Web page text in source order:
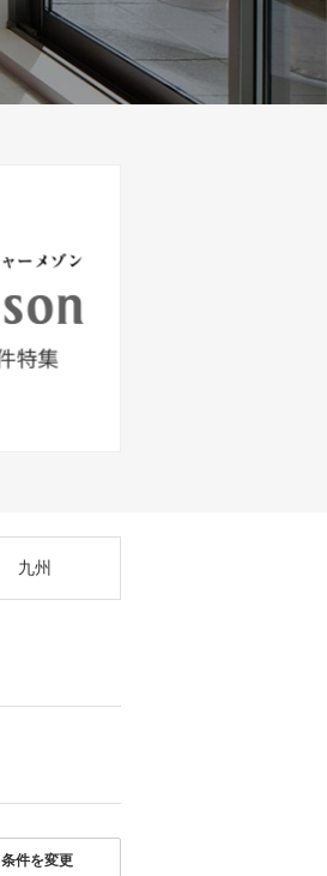
九州
条件を変更